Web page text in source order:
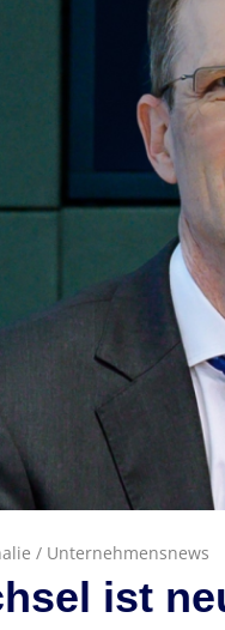
/ Unternehmensnews
ist